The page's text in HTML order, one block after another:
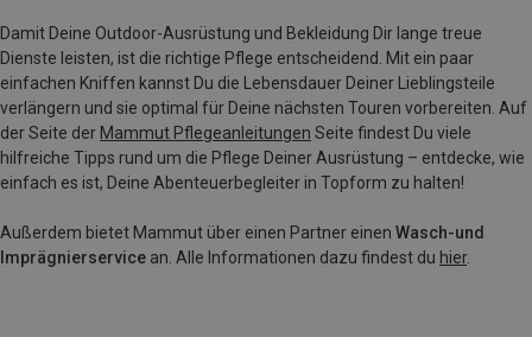
Damit Deine Outdoor-Ausrüstung und Bekleidung Dir lange treue
Dienste leisten, ist die richtige Pflege entscheidend. Mit ein paar
einfachen Kniffen kannst Du die Lebensdauer Deiner Lieblingsteile
verlängern und sie optimal für Deine nächsten Touren vorbereiten. Auf
der Seite der Mammut Pflegeanleitungen Seite findest Du viele
hilfreiche Tipps rund um die Pflege Deiner Ausrüstung – entdecke, wie
einfach es ist, Deine Abenteuerbegleiter in Topform zu halten!
Außerdem bietet Mammut über einen Partner einen Wasch-und
Imprägnierservice an. Alle Informationen dazu findest du hier.